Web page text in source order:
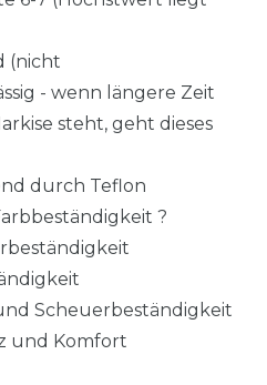
(nicht
- wenn längere Zeit
steht, geht dieses
durch Teflon
?
Scheuerbeständigkeit
und Komfort